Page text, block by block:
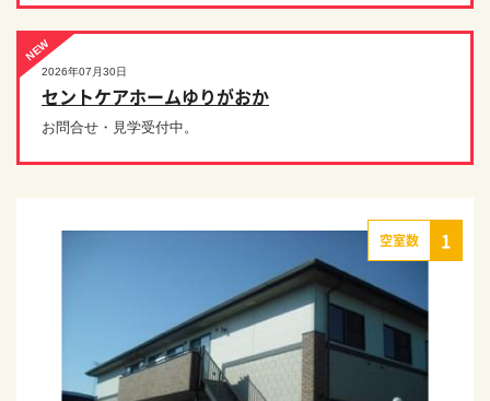
2026年07月30日
セントケアホームゆりがおか
お問合せ・見学受付中。
NEW
空室数 1